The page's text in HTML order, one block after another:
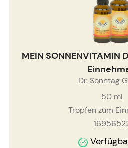
MEIN SONNENVITAMIN
Dr. Sonntag
50ml
Tropfen zum